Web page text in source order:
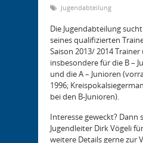
Jugendabteilung
Die Jugendabteilung
seines qualifizierten
Saison 2013/ 2014
insbesondere für die B –
und die A – Junioren
1996;
bei den B-Junioren).
Interesse geweckt? Dann
Jugendleiter Dirk Vögeli
weitere Details gerne zur